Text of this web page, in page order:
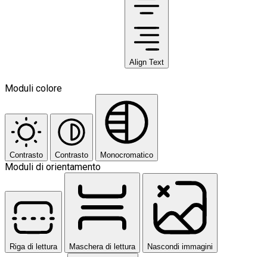
Align Text
Moduli colore
Contrasto Contrasto Monocromatico
Moduli di orientamento
Riga di lettura Maschera di lettura Nascondi immagini